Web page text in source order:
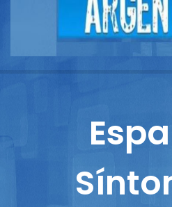
Columnistas